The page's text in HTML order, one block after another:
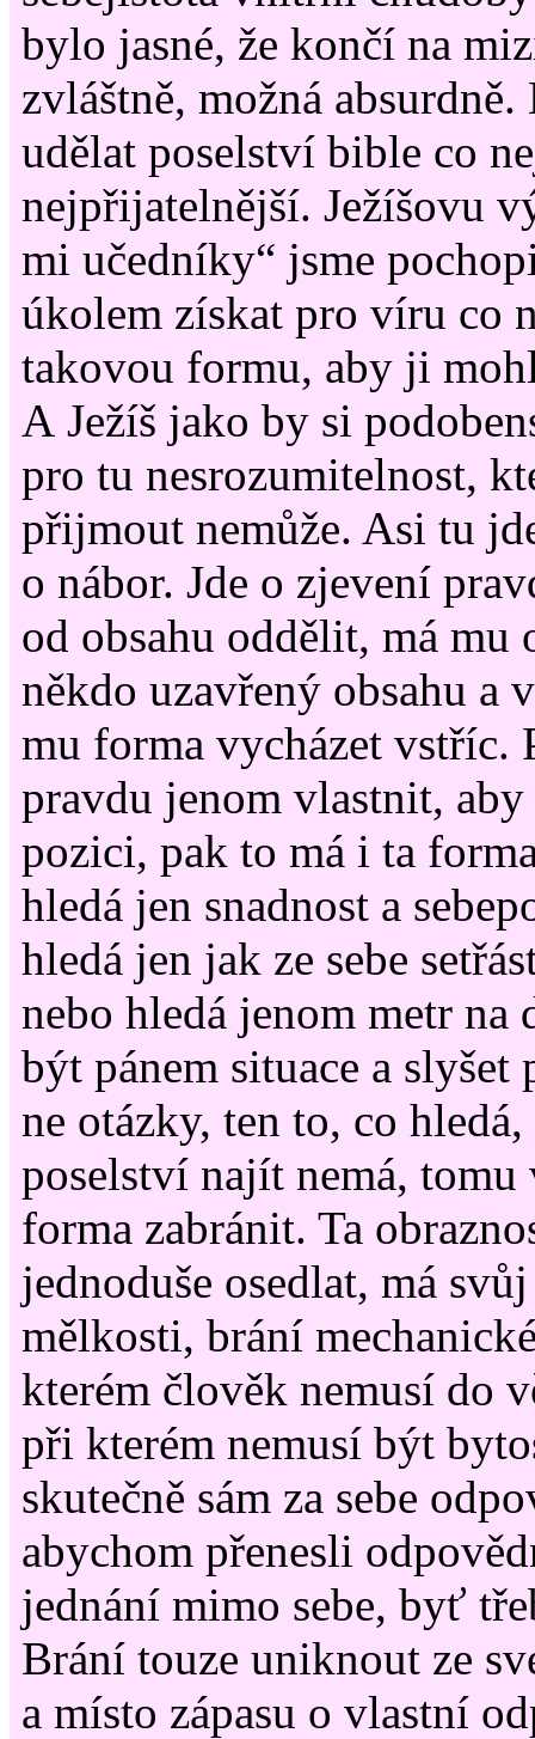
bylo jasné, že končí na
zvláštně, možná
udělat poselství bible co
nejpřijatelnější. Ježíšovu
mi učedníky“ jsme
úkolem získat pro víru co
takovou formu, aby ji
A Ježíš jako by si
pro tu nesrozumitelnost,
přijmout nemůže. Asi tu
o nábor. Jde o zjevení
od obsahu oddělit, má mu
někdo uzavřený obsahu a
mu forma vycházet vstříc.
pravdu jenom vlastnit,
pozici, pak to má i ta
hledá jen snadnost a
hledá jen jak ze sebe
nebo hledá jenom metr na
být pánem situace a slyšet
ne otázky, ten to, co
poselství najít nemá, tomu
forma zabránit. Ta
jednoduše osedlat, má
mělkosti, brání
kterém člověk nemusí do
při kterém nemusí být
skutečně sám za sebe
abychom přenesli
jednání mimo sebe, byť
Brání touze uniknout ze
a místo zápasu o vlastní